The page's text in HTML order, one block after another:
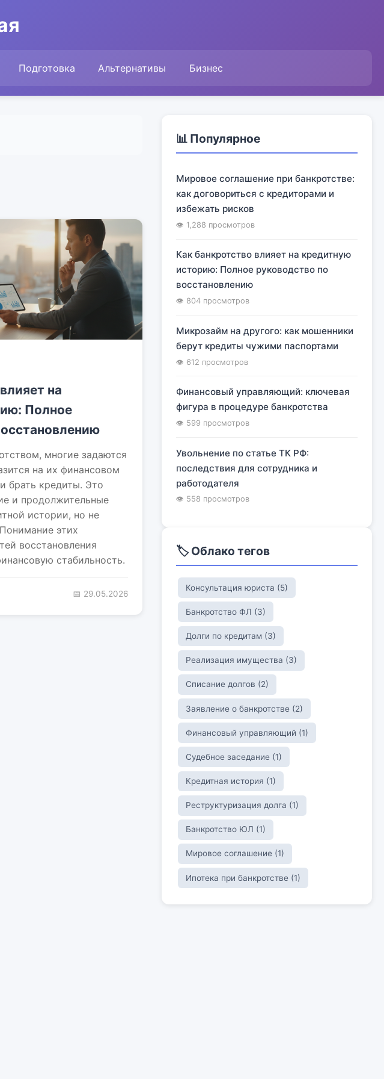
Подготовка Альтернативы Бизнес
на
Полное
многие задаются
на их финансовом
брать кредиты. Это
и продолжительные
истории, но не
этих
восстановления
стабильность.
📅 29.05.2026
📊 Популярное
Мировое соглашение при банкротстве:
как договориться с кредиторами и
избежать рисков
👁 1,288 просмотров
Как банкротство влияет на кредитную
историю: Полное руководство по
восстановлению
👁 804 просмотров
Микрозайм на другого: как мошенники
берут кредиты чужими паспортами
👁 612 просмотров
Финансовый управляющий: ключевая
фигура в процедуре банкротства
👁 599 просмотров
Увольнение по статье ТК РФ:
последствия для сотрудника и
работодателя
👁 558 просмотров
🏷️ Облако тегов
Консультация юриста (5)
Банкротство ФЛ (3)
Долги по кредитам (3)
Реализация имущества (3)
Списание долгов (2)
Заявление о банкротстве (2)
Финансовый управляющий (1)
Судебное заседание (1)
Кредитная история (1)
Реструктуризация долга (1)
Банкротство ЮЛ (1)
Мировое соглашение (1)
Ипотека при банкротстве (1)